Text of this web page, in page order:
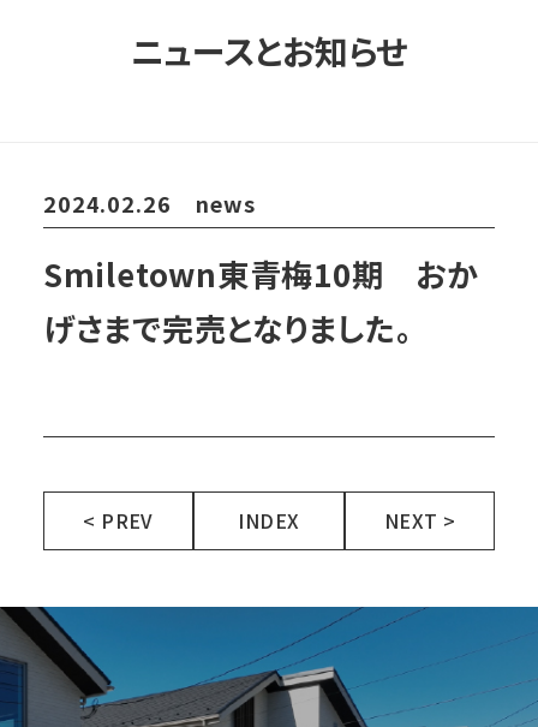
ニュースとお知らせ
2024.02.26 news
Smiletown東青梅10期 おか
げさまで完売となりました。
< PREV INDEX NEXT >